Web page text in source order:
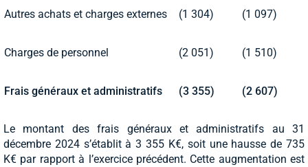
Autres achats et charges externes (1 304) (1 097)
Charges de personnel (2 051) (1 510)
Frais généraux et administratifs (3 355) (2 607)
Le montant des frais généraux et administratifs au 31
décembre 2024 s’établit à 3 355 K€, soit une hausse de 735
K€ par rapport à l’exercice précédent. Cette augmentation est